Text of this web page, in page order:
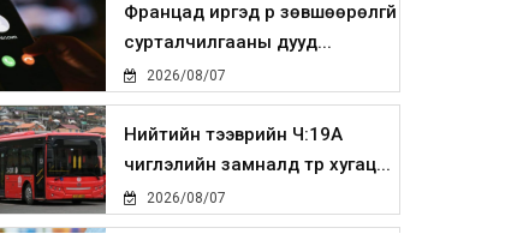
Францад иргэд рүү зөвшөөрөлгүй
сурталчилгааны дууд...
2026/08/07
Нийтийн тээврийн Ч:19А
чиглэлийн замналд түр хугац...
2026/08/07